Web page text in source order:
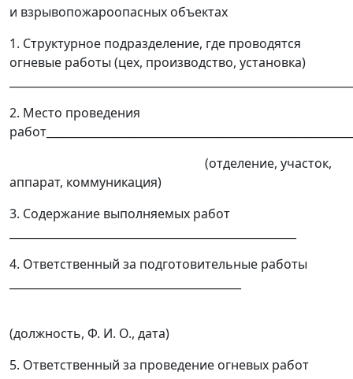
и взрывопожароопасных объектах
1. Структурное подразделение, где проводятся
огневые работы (цех, производство, установка)
2. Место проведения
(отделение, участок,
аппарат, коммуникация)
3. Содержание выполняемых работ
4. Ответственный за подготовительные работы
(должность, Ф. И. О., дата)
5. Ответственный за проведение огневых работ